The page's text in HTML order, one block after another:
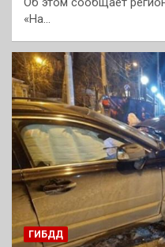
«На…
ГИБДД